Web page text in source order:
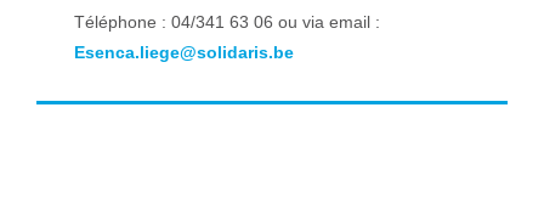
Téléphone : 04/341 63 06 ou via email :
Esenca.liege@solidaris.be